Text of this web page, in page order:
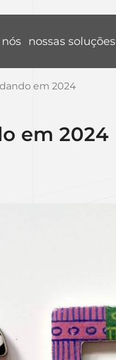
nossas soluções
em 2024
em 2024